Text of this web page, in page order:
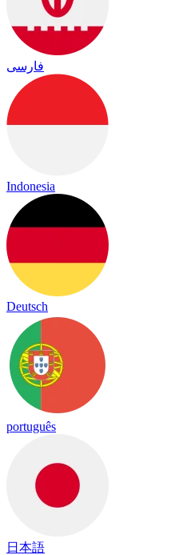
فارسی
Indonesia
Deutsch
português
日本語